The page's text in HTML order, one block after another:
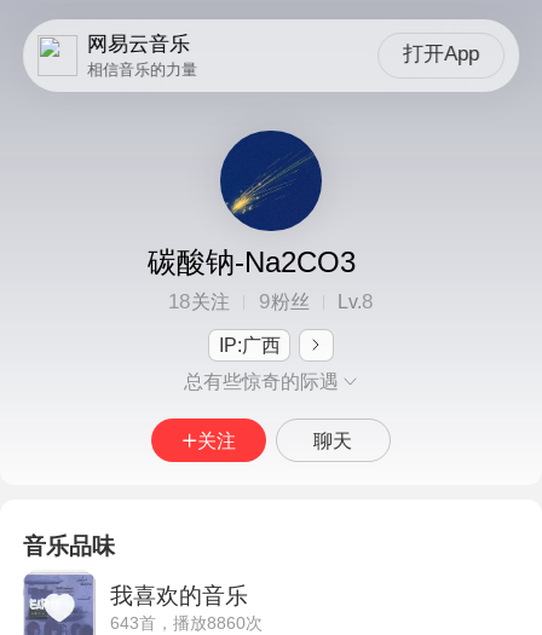
网易云音乐
相信音乐的力量
打开App
碳酸钠-Na2CO3
18关注 9粉丝 Lv.8
IP:广西
总有些惊奇的际遇
关注 聊天
音乐品味
我喜欢的音乐
643首，播放8860次